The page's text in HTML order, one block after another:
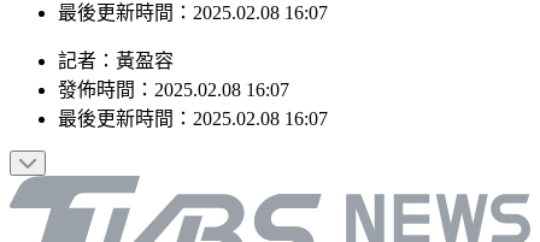
最後更新時間：2025.02.08 16:07
記者 ： 黃盈容
發佈時間： 2025.02.08 16:07
最後更新時間： 2025.02.08 16:07